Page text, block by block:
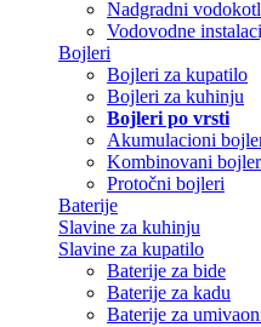
Nadgradni
Vodovodne
Bojleri
Bojleri za kupatilo
Bojleri za kuhinju
Bojleri po vrsti
Akumulacioni
Kombinovani
Protočni bojleri
Baterije
Slavine za kuhinju
Slavine za kupatilo
Baterije za bide
Baterije za kadu
Baterije za